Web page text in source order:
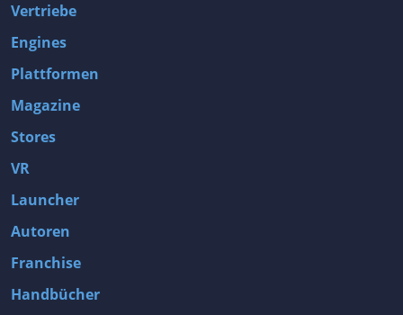
Vertriebe
Engines
Plattformen
Magazine
Stores
VR
Launcher
Autoren
Franchise
Handbücher